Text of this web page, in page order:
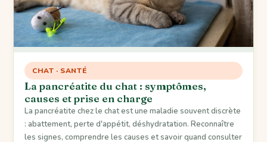
CHAT · SANTÉ
La pancréatite du chat : symptômes,
causes et prise en charge
La pancréatite chez le chat est une maladie souvent discrète
: abattement, perte d'appétit, déshydratation. Reconnaître
les signes, comprendre les causes et savoir quand consulter